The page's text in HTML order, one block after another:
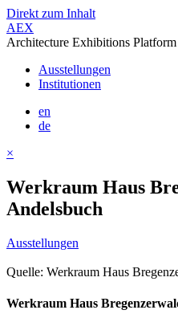
Direkt zum Inhalt
AEX
Architecture Exhibitions Platform
Ausstellungen
Institutionen
en
de
×
Werkraum Haus
Andelsbuch
Ausstellungen
Quelle: Werkraum Haus
Werkraum Haus